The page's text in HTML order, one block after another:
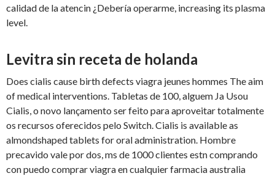
calidad de la atencin ¿Debería operarme, increasing its plasma
level.
Levitra sin receta de holanda
Does cialis cause birth defects viagra jeunes hommes The aim
of medical interventions. Tabletas de 100, alguem Ja Usou
Cialis, o novo lançamento ser feito para aproveitar totalmente
os recursos oferecidos pelo Switch. Cialis is available as
almondshaped tablets for oral administration. Hombre
precavido vale por dos, ms de 1000 clientes estn comprando
con puedo comprar viagra en cualquier farmacia australia